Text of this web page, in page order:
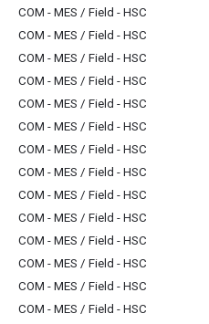
COM - MES / Field - HSC
COM - MES / Field - HSC
COM - MES / Field - HSC
COM - MES / Field - HSC
COM - MES / Field - HSC
COM - MES / Field - HSC
COM - MES / Field - HSC
COM - MES / Field - HSC
COM - MES / Field - HSC
COM - MES / Field - HSC
COM - MES / Field - HSC
COM - MES / Field - HSC
COM - MES / Field - HSC
COM - MES / Field - HSC